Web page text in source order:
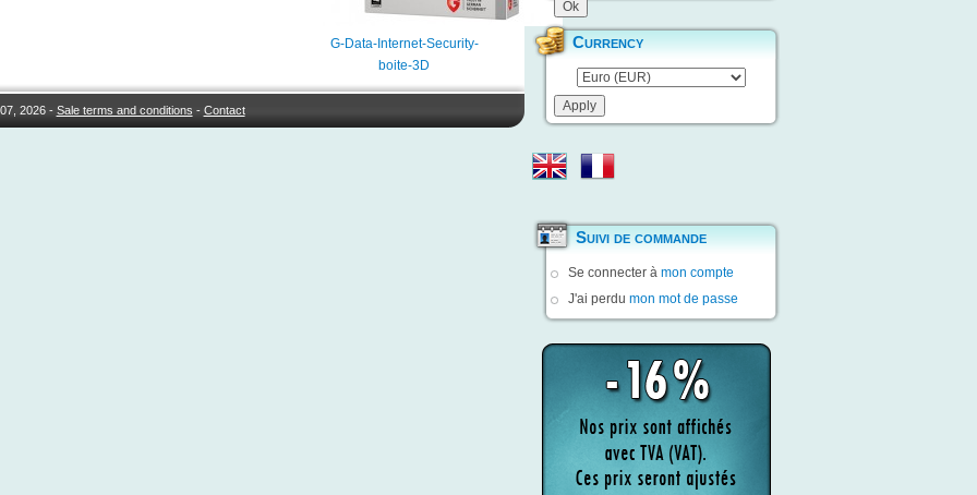
G-Data-Internet-Security-
boite-3D
2026 - Sale terms and conditions - Contact
Currency
Suivi de commande
Se connecter à mon compte
J'ai perdu mon mot de passe